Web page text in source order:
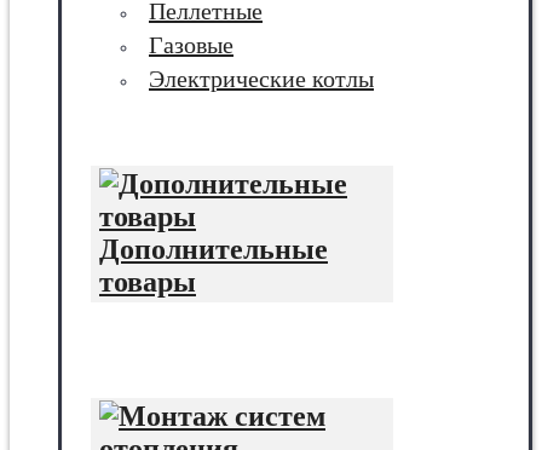
Пеллетные
Газовые
Электрические котлы
Дополнительные
товары